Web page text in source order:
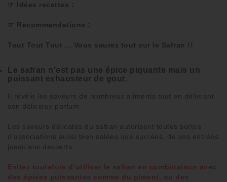
☞ Idées recettes :
☞ Recommandations :
Tout Tout Tout ... Vous saurez tout sur le Safran !!
Le safran n’est pas une épice piquante mais un
puissant exhausteur de gout.
Il révèle les saveurs de nombreux aliments tout en délivrant
son délicieux parfum
Les saveurs délicates du safran autorisent toutes sortes
d’associations aussi bien salées que sucrées , de vos entrées
jusqu’aux desserts
Evitez toutefois d’utiliser le safran en combinaison avec
des épices puissantes comme du piment, ou des